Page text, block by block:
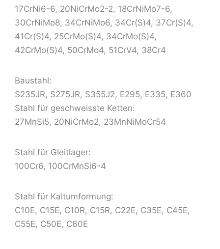
17CrNi6-6, 20NiCrMo2-2, 18CrNiMo7-6,
30CrNiMo8, 34CrNiMo6, 34Cr(S)4, 37Cr(S)4,
41Cr(S)4, 25CrMo(S)4, 34CrMo(S)4,
42CrMo(S)4, 50CrMo4, 51CrV4, 38Cr4
Baustahl:
S235JR, S275JR, S355J2, E295, E335, E360
Stahl für geschweisste Ketten:
27MnSi5, 20NiCrMo2, 23MnNiMoCr54
Stahl für Gleitlager:
100Cr6, 100CrMnSi6-4
Stahl für Kaltumformung:
C10E, C15E, C10R, C15R, C22E, C35E, C45E,
C55E, C50E, C60E